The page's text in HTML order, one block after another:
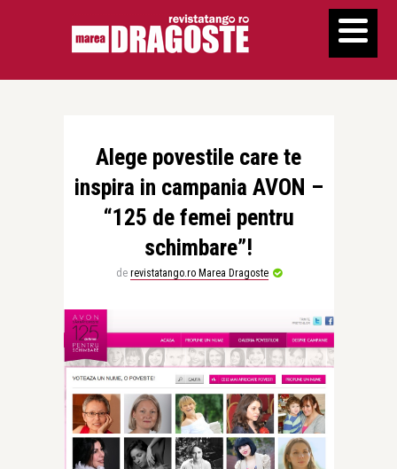
Alege povestile care te
inspira in campania AVON –
“125 de femei pentru
schimbare”!
de revistatango.ro Marea Dragoste